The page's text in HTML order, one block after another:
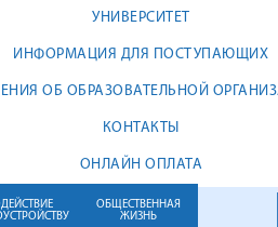
УНИВЕРСИТЕТ
ИНФОРМАЦИЯ ДЛЯ ПОСТУПАЮЩИХ
ОБ ОБРАЗОВАТЕЛЬНОЙ
КОНТАКТЫ
ОНЛАЙН ОПЛАТА
ОБЩЕСТВЕННАЯ
ЖИЗНЬ